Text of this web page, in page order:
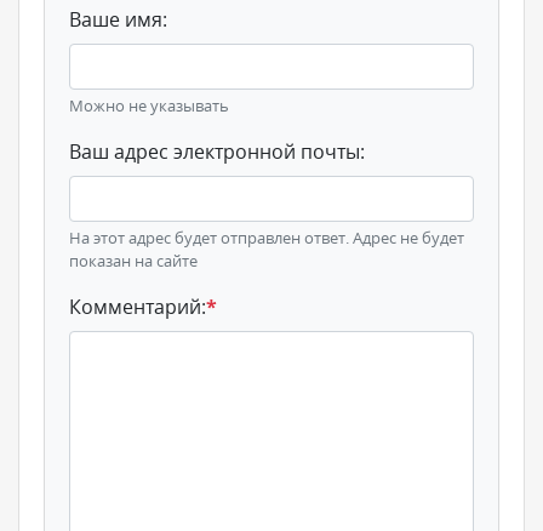
Ваше имя:
Можно не указывать
Ваш адрес электронной почты:
На этот адрес будет отправлен ответ. Адрес не будет
показан на сайте
Комментарий:*